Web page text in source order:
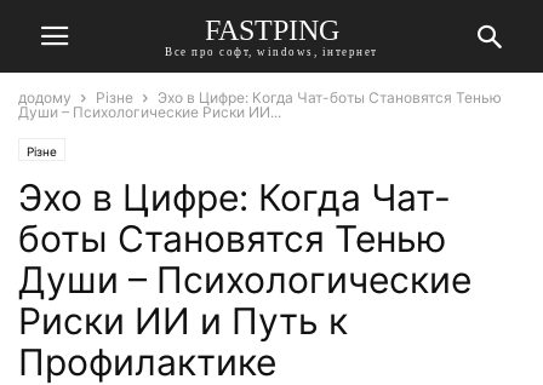
FASTPING
Все про софт, windows, інтернет
додому Різне
Эхо в Цифре: Когда Чат-боты Становятся Тенью
Души – Психологические Риски ИИ...
Різне
Эхо в Цифре: Когда Чат-
боты Становятся Тенью
Души – Психологические
Риски ИИ и Путь к
Профилактике